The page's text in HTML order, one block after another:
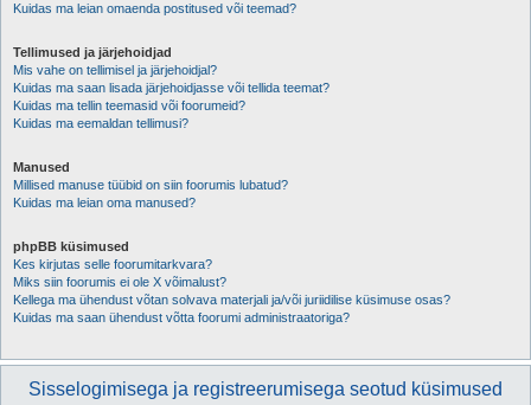
Kuidas ma leian omaenda postitused või teemad?
Tellimused ja järjehoidjad
Mis vahe on tellimisel ja järjehoidjal?
Kuidas ma saan lisada järjehoidjasse või tellida teemat?
Kuidas ma tellin teemasid või foorumeid?
Kuidas ma eemaldan tellimusi?
Manused
Millised manuse tüübid on siin foorumis lubatud?
Kuidas ma leian oma manused?
phpBB küsimused
Kes kirjutas selle foorumitarkvara?
Miks siin foorumis ei ole X võimalust?
Kellega ma ühendust võtan solvava materjali ja/või juriidilise küsimuse osas?
Kuidas ma saan ühendust võtta foorumi administraatoriga?
Sisselogimisega ja registreerumisega seotud küsimused